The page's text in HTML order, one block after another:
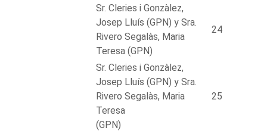
Sr. Cleries i Gonzàlez,
Josep Lluís (GPN) y Sra.
Rivero Segalàs, Maria
Teresa (GPN)
24
Sr. Cleries i Gonzàlez,
Josep Lluís (GPN) y Sra.
Rivero Segalàs, Maria
Teresa
(GPN)
25